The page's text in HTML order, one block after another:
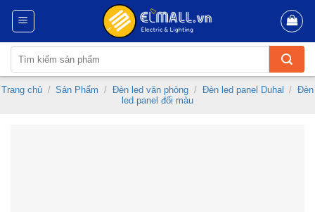
Skip
content
kiếm:
Trang chủ / Sản Phẩm / Đèn led văn phòng / Đèn led panel Duhal / Đèn
led panel đổi màu